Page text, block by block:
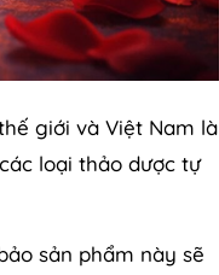
giới và Việt Nam là
loại thảo dược tự
sản phẩm này sẽ